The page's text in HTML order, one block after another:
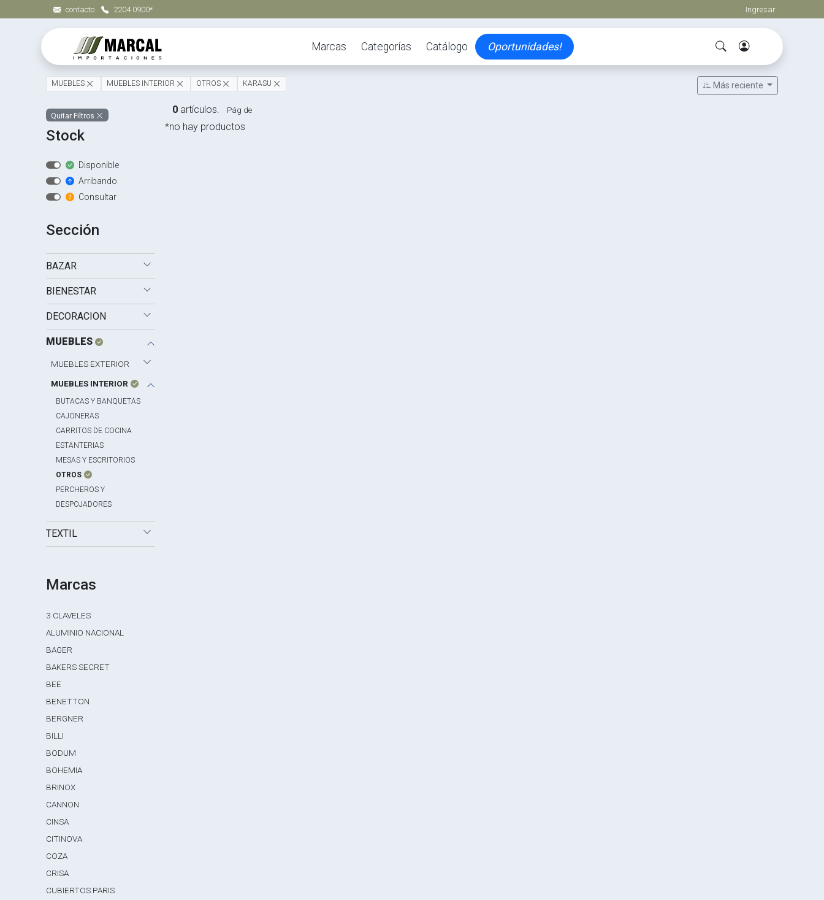
contacto 2204 0900* Ingresar
Marcas Categorías Catálogo Oportunidades!
Más reciente
MUEBLES MUEBLES INTERIOR OTROS KARASU
Quitar Filtros
Stock
Disponible
Arribando
Consultar
Sección
BAZAR
BIENESTAR
DECORACION
MUEBLES
MUEBLES EXTERIOR
MUEBLES INTERIOR
BUTACAS Y BANQUETAS
CAJONERAS
CARRITOS DE COCINA
ESTANTERIAS
MESAS Y ESCRITORIOS
OTROS
PERCHEROS Y
DESPOJADORES
TEXTIL
Marcas
3 CLAVELES
ALUMINIO NACIONAL
BAGER
BAKERS SECRET
BEE
BENETTON
BERGNER
BILLI
BODUM
BOHEMIA
BRINOX
CANNON
CINSA
CITINOVA
COZA
CRISA
CUBIERTOS PARIS
*no hay productos
0artículos. Pág de